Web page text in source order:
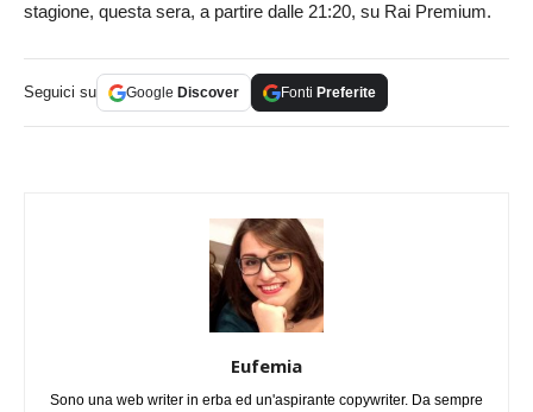
stagione, questa sera, a partire dalle 21:20, su Rai Premium.
Seguici su Google Discover Fonti Preferite
Eufemia
Sono una web writer in erba ed un'aspirante copywriter. Da sempre